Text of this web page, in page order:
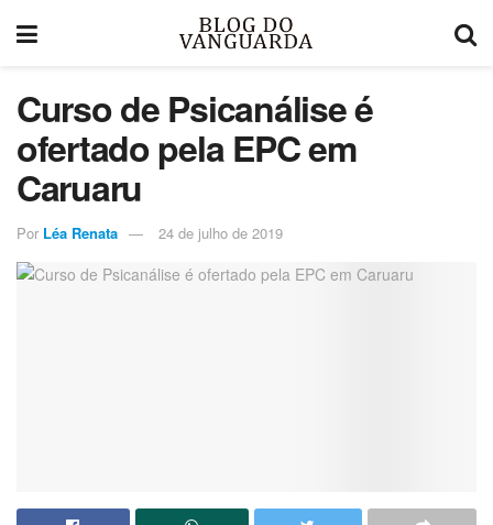
Curso de Psicanálise é
ofertado pela EPC em
Caruaru
Por Léa Renata 24 de julho de 2019